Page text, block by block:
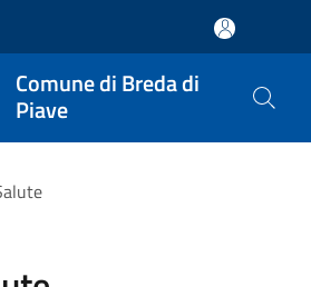
Comune di Breda di
Piave